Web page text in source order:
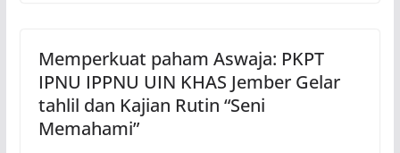
Memperkuat paham Aswaja: PKPT
IPNU IPPNU UIN KHAS Jember Gelar
tahlil dan Kajian Rutin “Seni
Memahami”